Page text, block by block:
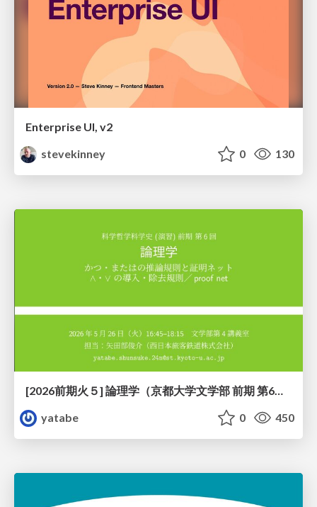
Enterprise UI, v2
stevekinney
0 130
[2026前期火５] 論理学（京都大学文学部 前期 第6回）「かつとまたはの規則」
yatabe
0 450